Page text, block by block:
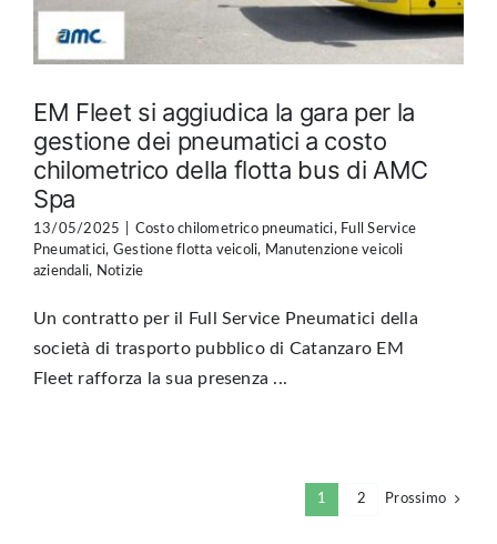
EM Fleet si aggiudica la gara per la
gestione dei pneumatici a costo
chilometrico della flotta bus di AMC
Spa
13/05/2025 Costo chilometrico pneumatici, Full Service
Pneumatici, Gestione flotta veicoli, Manutenzione veicoli
aziendali, Notizie
Un contratto per il Full Service Pneumatici della
società di trasporto pubblico di Catanzaro EM
Fleet rafforza la sua presenza ...
1 2 Prossimo